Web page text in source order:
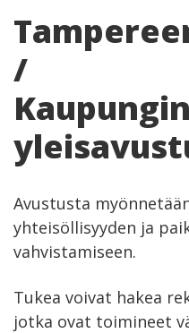
/
Avustusta
yhteisöllisyyden ja
vahvistamiseen.
Tukea voivat hakea
jotka ovat toimineet